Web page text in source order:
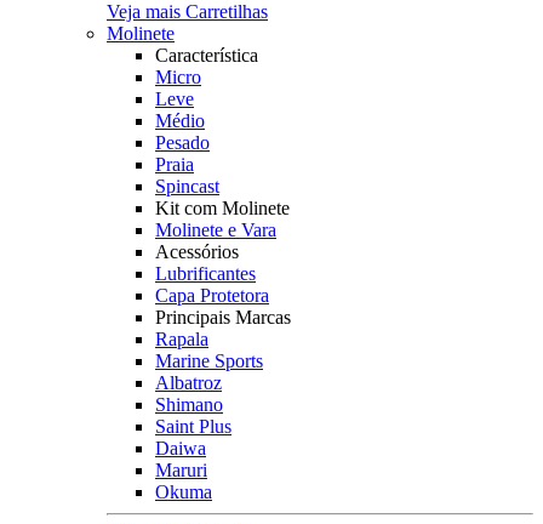
Veja mais Carretilhas
Molinete
Característica
Micro
Leve
Médio
Pesado
Praia
Spincast
Kit com Molinete
Molinete e Vara
Acessórios
Lubrificantes
Capa Protetora
Principais Marcas
Rapala
Marine Sports
Albatroz
Shimano
Saint Plus
Daiwa
Maruri
Okuma